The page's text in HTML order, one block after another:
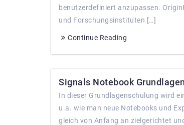
benutzerdefiniert anzupassen.
und Forschungsinstituten […]
Continue Reading
Signals Notebook
In dieser Grundlagenschulung wird
u.a. wie man neue Notebooks und
gleich von Anfang an zielgerichtet